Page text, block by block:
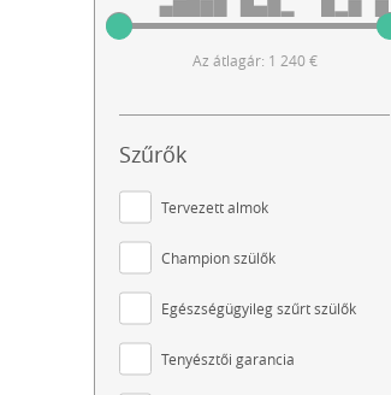
Az átlagár: 1 240 €
Szűrők
Tervezett almok
Champion szülők
Egészségügyileg szűrt szülők
Tenyésztői garancia